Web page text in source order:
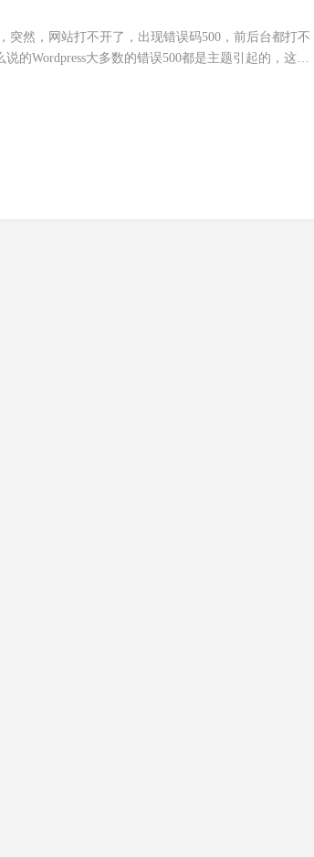
然，网站打不开了，出现错误码500，前后台都打不
的Wordpress大多数的错误500都是主题引起的，这才
可以打开了